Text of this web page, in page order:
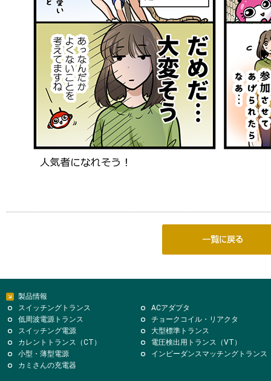
製品情報
スイッチングトランス
ACアダプタ
低周波電源トランス
チョークコイル・リアクタ
スイッチング電源
大型標準トランス
カレントトランス（CT）
電圧検出用トランス（VT）
小型・薄型電源
インピーダンスマッチングトランス
カミさんの充電器